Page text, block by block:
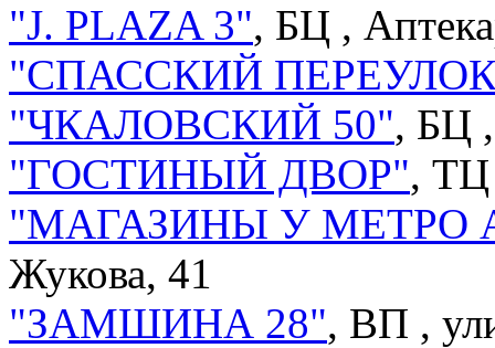
"J. PLAZA 3", БЦ ,
"СПАССКИЙ
"ЧКАЛОВСКИЙ 50", БЦ
"ГОСТИНЫЙ ДВОР",
"МАГАЗИНЫ У МЕТРО
Жукова, 41
"ЗАМШИНА 28", ВП ,